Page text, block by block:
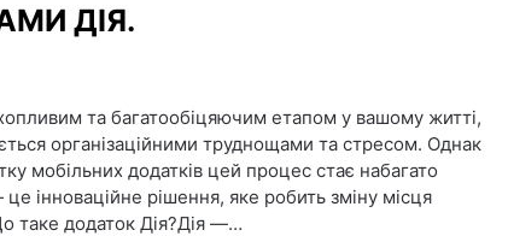
ДІЯ.
та багатообіцяючим етапом у вашому житті,
організаційними труднощами та стресом. Однак
мобільних додатків цей процес стає набагато
інноваційне рішення, яке робить зміну місця
таке додаток Дія?Дія —…